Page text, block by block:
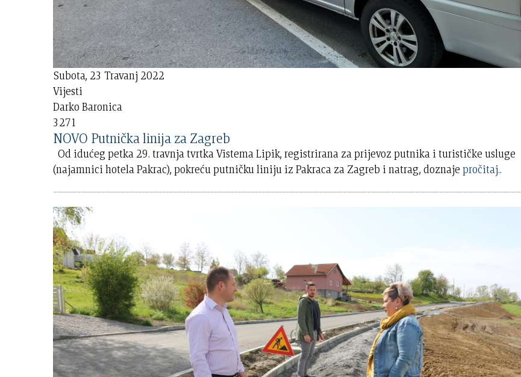
Subota, 23 Travanj 2022
Vijesti
Darko Baronica
3271
NOVO Putnička linija za Zagreb
Od idućeg petka 29. travnja tvrtka Vistema Lipik, registrirana za prijevoz putnika i turističke usluge
(najamnici hotela Pakrac), pokreću putničku liniju iz Pakraca za Zagreb i natrag, doznajepročitaj..